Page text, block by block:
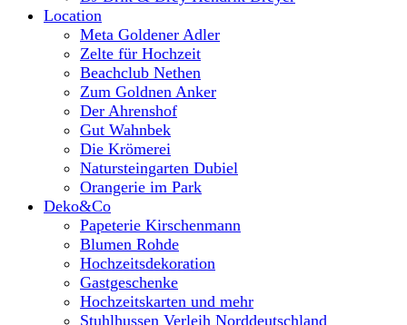
Location
Meta Goldener Adler
Zelte für Hochzeit
Beachclub Nethen
Zum Goldnen Anker
Der Ahrenshof
Gut Wahnbek
Die Krömerei
Natursteingarten Dubiel
Orangerie im Park
Deko&Co
Papeterie Kirschenmann
Blumen Rohde
Hochzeitsdekoration
Gastgeschenke
Hochzeitskarten und mehr
Stuhlhussen Verleih Norddeutschland